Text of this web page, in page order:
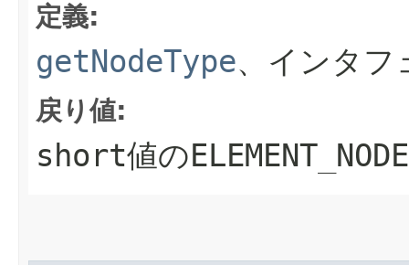
定義:
getNodeType、インタ
戻り値:
short値のELEMENT_NODE